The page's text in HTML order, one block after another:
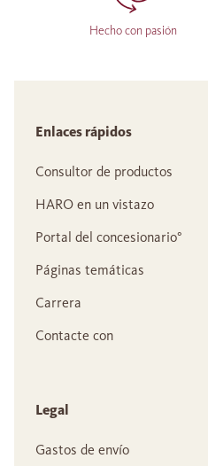
Hecho con pasión
Enlaces rápidos
Consultor de productos
HARO en un vistazo
Portal del concesionario°
Páginas temáticas
Carrera
Contacte con
Legal
Gastos de envío